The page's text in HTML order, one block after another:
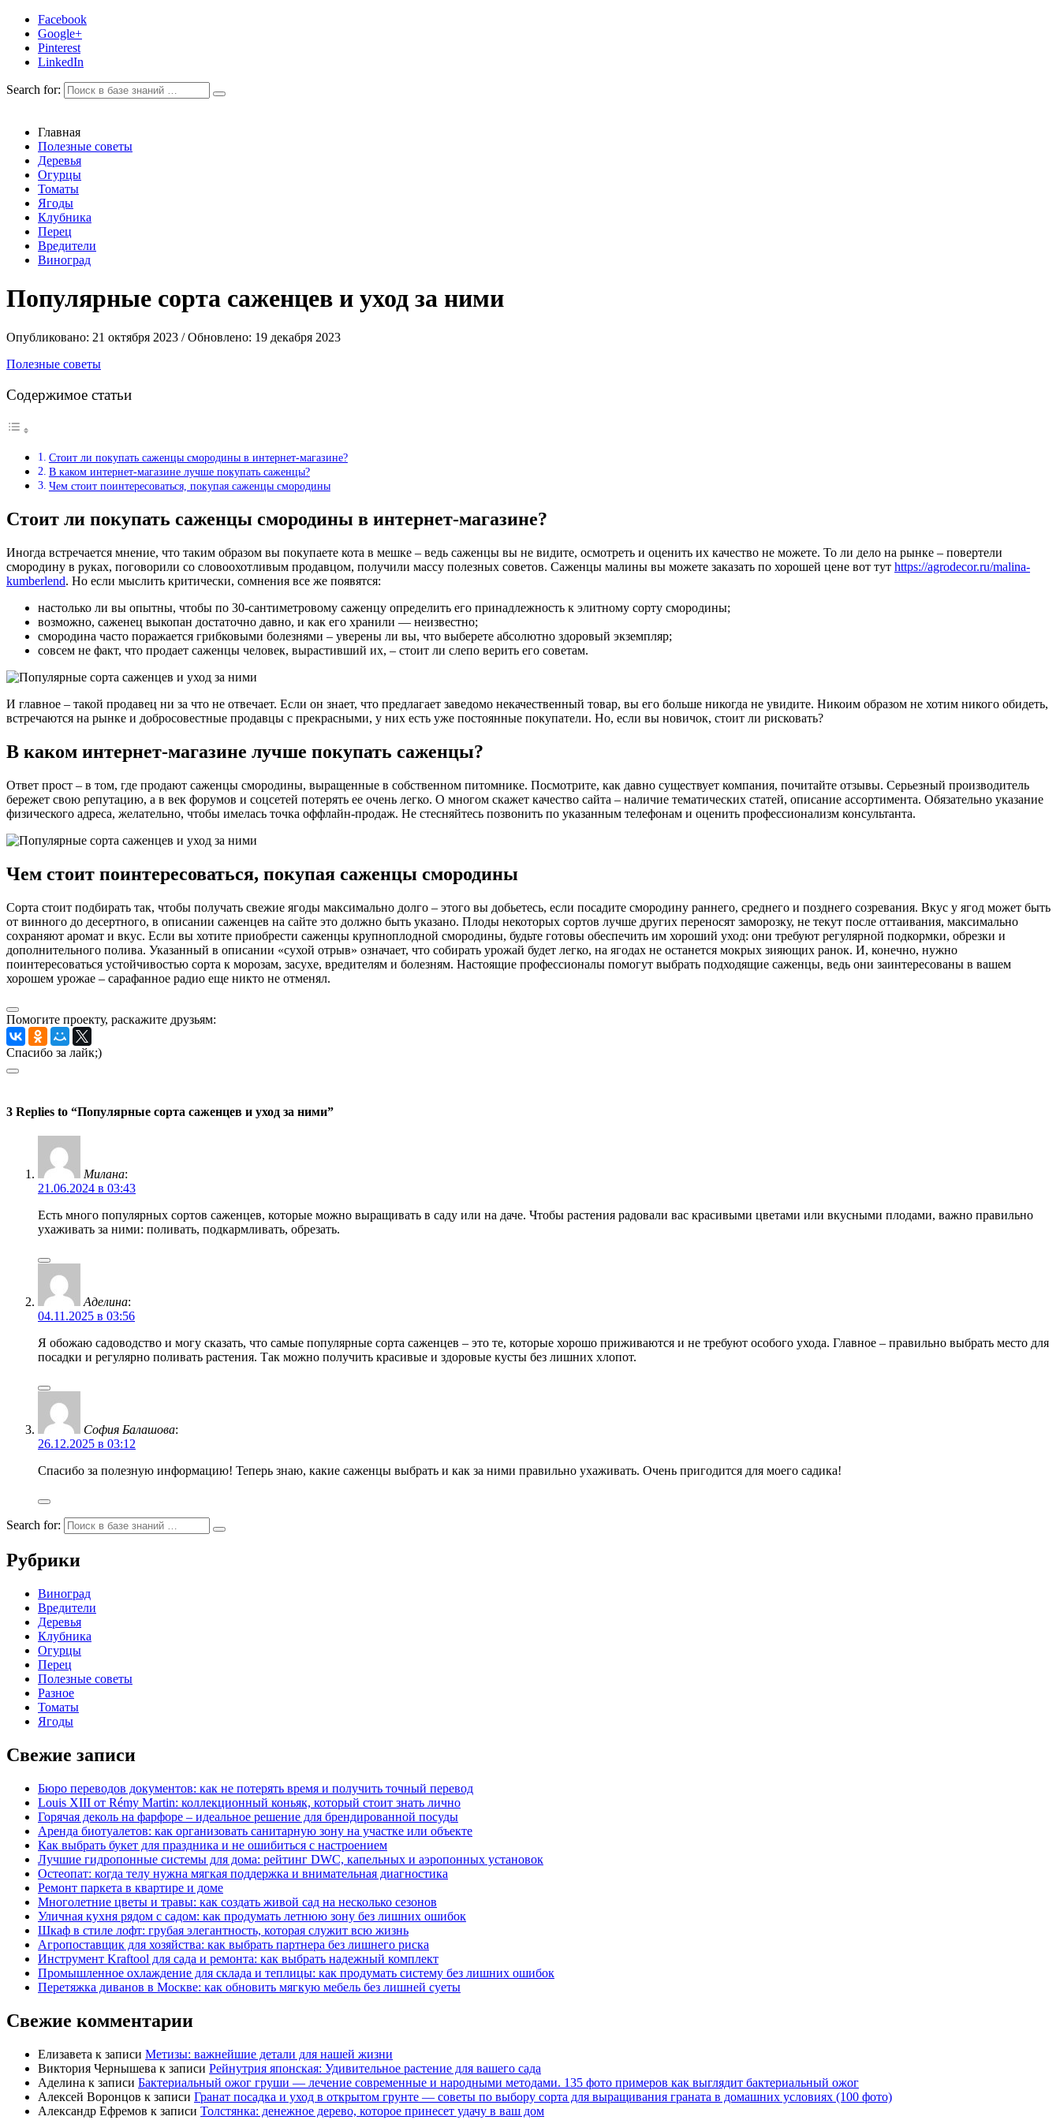
Facebook
Google+
Pinterest
LinkedIn
Search for:
Главная
Полезные советы
Деревья
Огурцы
Томаты
Ягоды
Клубника
Перец
Вредители
Виноград
Популярные сорта саженцев и уход за ними
Опубликовано: 21 октября 2023 / Обновлено: 19 декабря 2023
Полезные советы
Содержимое статьи
Стоит ли покупать саженцы смородины в интернет-магазине?
В каком интернет-магазине лучше покупать саженцы?
Чем стоит поинтересоваться, покупая саженцы смородины
Стоит ли покупать саженцы смородины в интернет-магазине?
Иногда встречается мнение, что таким образом вы покупаете кота в мешке – ведь саженцы вы не видите, осмотреть и оценить их качество не можете. То ли дело на рынке – повертели
смородину в руках, поговорили со словоохотливым продавцом, получили массу полезных советов. Саженцы малины вы можете заказать по хорошей цене вот тут https://agrodecor.ru/malina-
kumberlend. Но если мыслить критически, сомнения все же появятся:
настолько ли вы опытны, чтобы по 30-сантиметровому саженцу определить его принадлежность к элитному сорту смородины;
возможно, саженец выкопан достаточно давно, и как его хранили — неизвестно;
смородина часто поражается грибковыми болезнями – уверены ли вы, что выберете абсолютно здоровый экземпляр;
совсем не факт, что продает саженцы человек, вырастивший их, – стоит ли слепо верить его советам.
И главное – такой продавец ни за что не отвечает. Если он знает, что предлагает заведомо некачественный товар, вы его больше никогда не увидите. Никоим образом не хотим никого обидеть,
встречаются на рынке и добросовестные продавцы с прекрасными, у них есть уже постоянные покупатели. Но, если вы новичок, стоит ли рисковать?
В каком интернет-магазине лучше покупать саженцы?
Ответ прост – в том, где продают саженцы смородины, выращенные в собственном питомнике. Посмотрите, как давно существует компания, почитайте отзывы. Серьезный производитель
бережет свою репутацию, а в век форумов и соцсетей потерять ее очень легко. О многом скажет качество сайта – наличие тематических статей, описание ассортимента. Обязательно указание
физического адреса, желательно, чтобы имелась точка оффлайн-продаж. Не стесняйтесь позвонить по указанным телефонам и оценить профессионализм консультанта.
Чем стоит поинтересоваться, покупая саженцы смородины
Сорта стоит подбирать так, чтобы получать свежие ягоды максимально долго – этого вы добьетесь, если посадите смородину раннего, среднего и позднего созревания. Вкус у ягод может быть
от винного до десертного, в описании саженцев на сайте это должно быть указано. Плоды некоторых сортов лучше других переносят заморозку, не текут после оттаивания, максимально
сохраняют аромат и вкус. Если вы хотите приобрести саженцы крупноплодной смородины, будьте готовы обеспечить им хороший уход: они требуют регулярной подкормки, обрезки и
дополнительного полива. Указанный в описании «сухой отрыв» означает, что собирать урожай будет легко, на ягодах не останется мокрых зияющих ранок. И, конечно, нужно
поинтересоваться устойчивостью сорта к морозам, засухе, вредителям и болезням. Настоящие профессионалы помогут выбрать подходящие саженцы, ведь они заинтересованы в вашем
хорошем урожае – сарафанное радио еще никто не отменял.
Помогите проекту, раскажите друзьям:
Спасибо за лайк;)
3 Replies to “Популярные сорта саженцев и уход за ними”
Милана:
21.06.2024 в 03:43
Есть много популярных сортов саженцев, которые можно выращивать в саду или на даче. Чтобы растения радовали вас красивыми цветами или вкусными плодами, важно правильно
ухаживать за ними: поливать, подкармливать, обрезать.
Аделина:
04.11.2025 в 03:56
Я обожаю садоводство и могу сказать, что самые популярные сорта саженцев – это те, которые хорошо приживаются и не требуют особого ухода. Главное – правильно выбрать место для
посадки и регулярно поливать растения. Так можно получить красивые и здоровые кусты без лишних хлопот.
София Балашова:
26.12.2025 в 03:12
Спасибо за полезную информацию! Теперь знаю, какие саженцы выбрать и как за ними правильно ухаживать. Очень пригодится для моего садика!
Search for:
Рубрики
Виноград
Вредители
Деревья
Клубника
Огурцы
Перец
Полезные советы
Разное
Томаты
Ягоды
Свежие записи
Бюро переводов документов: как не потерять время и получить точный перевод
Louis XIII от Rémy Martin: коллекционный коньяк, который стоит знать лично
Горячая деколь на фарфоре – идеальное решение для брендированной посуды
Аренда биотуалетов: как организовать санитарную зону на участке или объекте
Как выбрать букет для праздника и не ошибиться с настроением
Лучшие гидропонные системы для дома: рейтинг DWC, капельных и аэропонных установок
Остеопат: когда телу нужна мягкая поддержка и внимательная диагностика
Ремонт паркета в квартире и доме
Многолетние цветы и травы: как создать живой сад на несколько сезонов
Уличная кухня рядом с садом: как продумать летнюю зону без лишних ошибок
Шкаф в стиле лофт: грубая элегантность, которая служит всю жизнь
Агропоставщик для хозяйства: как выбрать партнера без лишнего риска
Инструмент Kraftool для сада и ремонта: как выбрать надежный комплект
Промышленное охлаждение для склада и теплицы: как продумать систему без лишних ошибок
Перетяжка диванов в Москве: как обновить мягкую мебель без лишней суеты
Свежие комментарии
Елизавета к записи Метизы: важнейшие детали для нашей жизни
Виктория Чернышева к записи Рейнутрия японская: Удивительное растение для вашего сада
Аделина к записи Бактериальный ожог груши — лечение современные и народными методами. 135 фото примеров как выглядит бактериальный ожог
Алексей Воронцов к записи Гранат посадка и уход в открытом грунте — советы по выбору сорта для выращивания граната в домашних условиях (100 фото)
Александр Ефремов к записи Толстянка: денежное дерево, которое принесет удачу в ваш дом